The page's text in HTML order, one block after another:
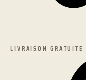
LIVRAISON GRATUITE